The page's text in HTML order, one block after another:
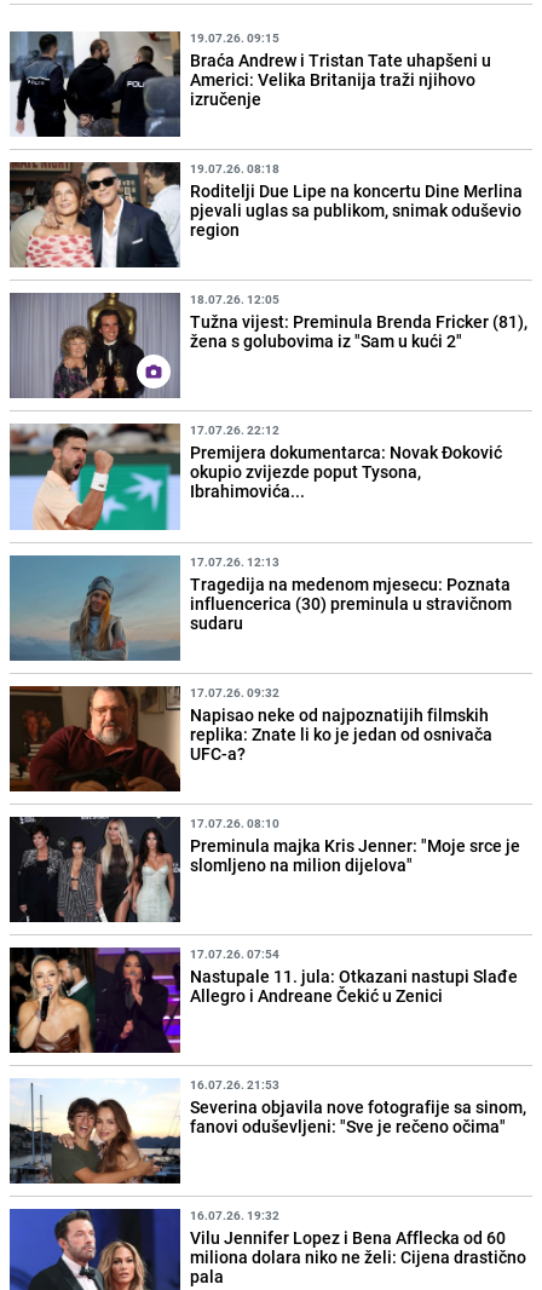
19.07.26. 09:15
Braća Andrew i Tristan Tate uhapšeni u
Americi: Velika Britanija traži njihovo
izručenje
19.07.26. 08:18
Roditelji Due Lipe na koncertu Dine Merlina
pjevali uglas sa publikom, snimak oduševio
region
18.07.26. 12:05
Tužna vijest: Preminula Brenda Fricker (81),
žena s golubovima iz "Sam u kući 2"
17.07.26. 22:12
Premijera dokumentarca: Novak Đoković
okupio zvijezde poput Tysona,
Ibrahimovića...
17.07.26. 12:13
Tragedija na medenom mjesecu: Poznata
influencerica (30) preminula u stravičnom
sudaru
17.07.26. 09:32
Napisao neke od najpoznatijih filmskih
replika: Znate li ko je jedan od osnivača
UFC-a?
17.07.26. 08:10
Preminula majka Kris Jenner: "Moje srce je
slomljeno na milion dijelova"
17.07.26. 07:54
Nastupale 11. jula: Otkazani nastupi Slađe
Allegro i Andreane Čekić u Zenici
16.07.26. 21:53
Severina objavila nove fotografije sa sinom,
fanovi oduševljeni: "Sve je rečeno očima"
16.07.26. 19:32
Vilu Jennifer Lopez i Bena Afflecka od 60
miliona dolara niko ne želi: Cijena drastično
pala